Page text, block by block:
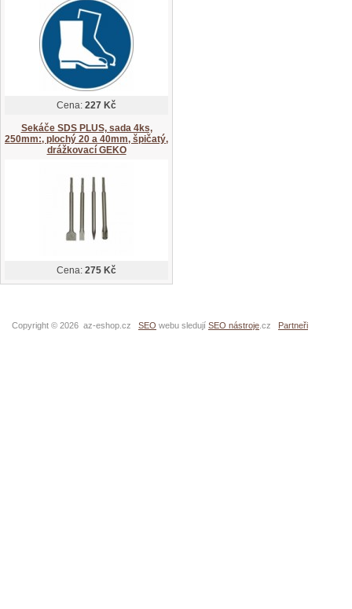
Cena: 227 Kč
Sekáče SDS PLUS, sada 4ks,
250mm:, plochý 20 a 40mm, špičatý,
drážkovací GEKO
Cena: 275 Kč
Copyright © 2026 az-eshop.cz SEO webu sledují SEO nástroje .cz Partneři